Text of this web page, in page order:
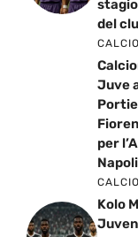
del
CALCIO
Juve
per
CALCIO
Kolo